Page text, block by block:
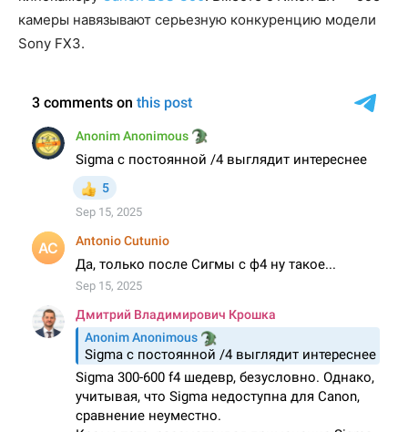
камеры навязывают серьезную конкуренцию модели
Sony FX3.